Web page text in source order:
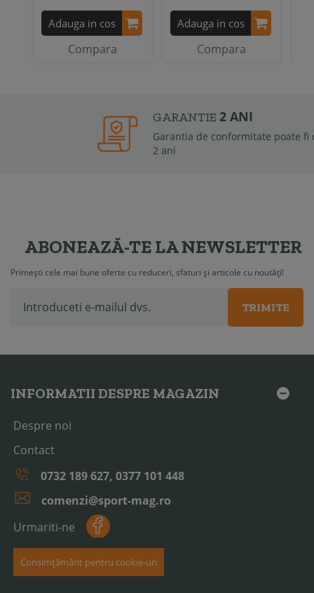
Adauga in cos
Compara
Adauga in cos
Compara
GARANTIE 2 ANI
Garantia de conformitate poate fi de la 6 luni la
2 ani
ABONEAZĂ-TE LA NEWSLETTER
Primești cele mai bune oferte cu reduceri, sfaturi și articole cu noutăți!
TRIMITE
INFORMATII DESPRE MAGAZIN
Despre noi
Contact
0732 189 627, 0377 101 448
comenzi@sport-mag.ro
Urmariti-ne
Consimțământ pentru cookie-uri